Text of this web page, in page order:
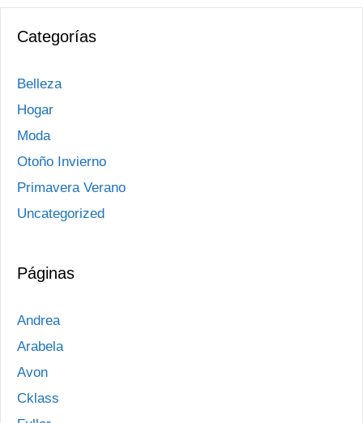
Categorías
Belleza
Hogar
Moda
Otoño Invierno
Primavera Verano
Uncategorized
Páginas
Andrea
Arabela
Avon
Cklass